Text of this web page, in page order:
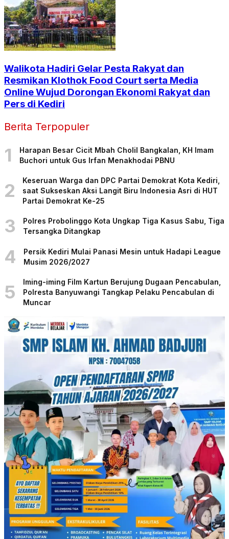
Walikota Hadiri Gelar Pesta Rakyat dan
Resmikan Klothok Food Court serta Media
Online Wujud Dorongan Ekonomi Rakyat dan
Pers di Kediri
Berita Terpopuler
1
Harapan Besar Cicit Mbah Cholil Bangkalan, KH Imam
Buchori untuk Gus Irfan Menakhodai PBNU
2
Keseruan Warga dan DPC Partai Demokrat Kota Kediri,
saat Sukseskan Aksi Langit Biru Indonesia Asri di HUT
Partai Demokrat Ke-25
3
Polres Probolinggo Kota Ungkap Tiga Kasus Sabu, Tiga
Tersangka Ditangkap
4
Persik Kediri Mulai Panasi Mesin untuk Hadapi League
Musim 2026/2027
5
Iming-iming Film Kartun Berujung Dugaan Pencabulan,
Polresta Banyuwangi Tangkap Pelaku Pencabulan di
Muncar